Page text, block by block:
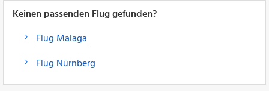
Keinen passenden Flug gefunden?
Flug Malaga
Flug Nürnberg